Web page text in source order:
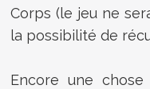
Corps (le jeu ne
la possibilité de
Encore une